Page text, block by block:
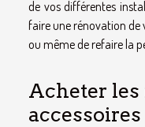
de vos différentes
faire une rénovation de
ou même de refaire la
Acheter